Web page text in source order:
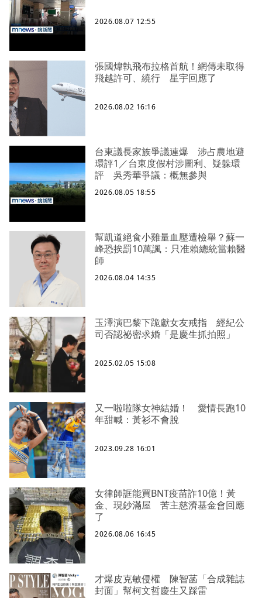
2026.08.07 12:55
張國煒執飛布拉格首航！網傳未取得
飛越許可、繞行 星宇回應了
2026.08.02 16:16
台東議長家族爭議連爆 涉占農地避
環評1／台東度假村涉圖利、疑躲環
評 吳秀華爭議：概無參與
2026.08.05 18:55
幫凱道絕食小雞量血壓遭檢舉？蘇一
峰恐挨罰10萬諷：只准賴總統當賴醫
師
2026.08.04 14:35
玉澤演巴黎下跪獻女友戒指 經紀公
司否認祕密求婚「是慶生抓拍照」
2025.02.05 15:08
又一啦啦隊女神結婚！ 愛情長跑10
年甜喊：黃衫不會脫
2023.09.28 16:01
女律師誆能買BNT疫苗詐10億！黃
金、現鈔滿屋 苦主慈濟基金會回應
了
2026.08.06 16:45
才爆皮克敏侵權 陳智菡「合成雜誌
封面」幫柯文哲慶生又踩雷